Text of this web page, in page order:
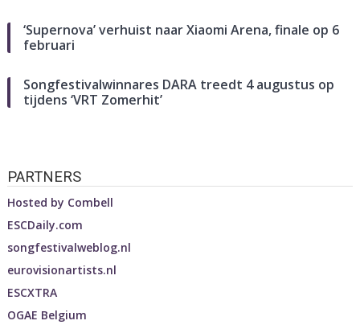
‘Supernova’ verhuist naar Xiaomi Arena, finale op 6
februari
Songfestivalwinnares DARA treedt 4 augustus op
tijdens ‘VRT Zomerhit’
PARTNERS
Hosted by Combell
ESCDaily.com
songfestivalweblog.nl
eurovisionartists.nl
ESCXTRA
OGAE Belgium